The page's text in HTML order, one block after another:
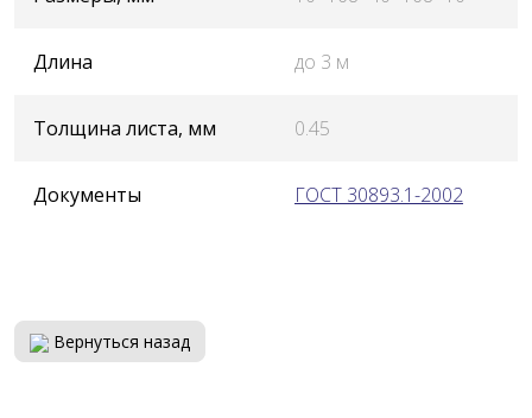
Длина до 3 м
Толщина листа, мм 0.45
Документы ГОСТ 30893.1-2002
Вернуться назад